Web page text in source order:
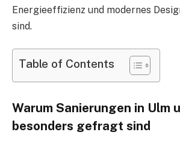
Energieeffizienz und modernes
sind.
Table of Contents
Warum Sanierungen in Ulm
besonders gefragt sind